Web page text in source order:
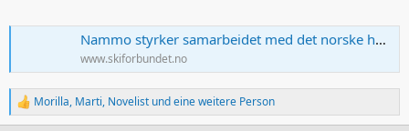
Nammo styrker samarbeidet med det norske hopplandslaget frem mot VM på hjemmebane
www.skiforbundet.no
R
e
Morilla, Marti, Novelist und eine weitere Person